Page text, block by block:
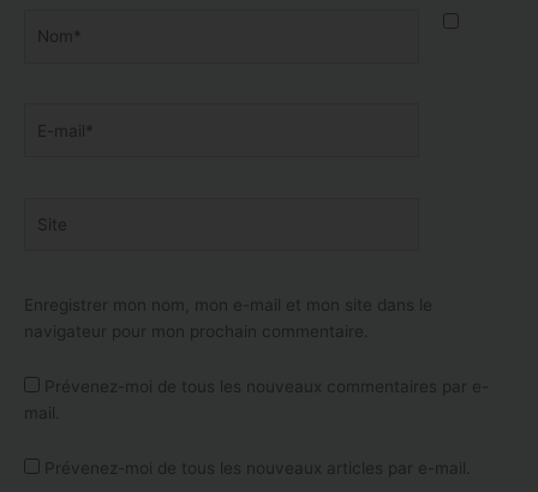
mail*
Enregistrer mon nom, mon e-mail et mon site dans le
navigateur pour mon prochain commentaire.
Prévenez-moi de tous les nouveaux commentaires par e-
mail.
Prévenez-moi de tous les nouveaux articles par e-mail.